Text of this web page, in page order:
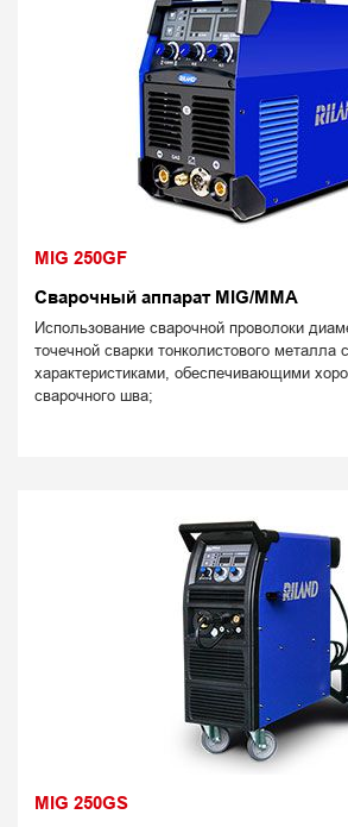
MIG 250GF
Сварочный аппарат MIG/MMA
Использование сварочной проволоки
точечной сварки тонколистового металла
характеристиками, обеспечивающими
сварочного шва;
MIG 250GS